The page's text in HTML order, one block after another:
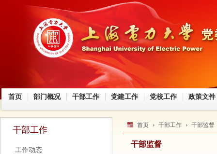
首页 部门概况 干部工作 党建工作 党校工作 政策文件
干部工作
工作动态
首页 干部工作 干部监督
干部监督